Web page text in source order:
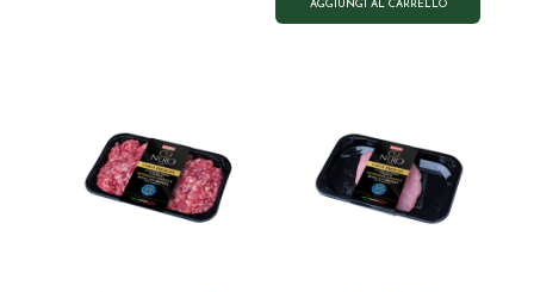
AGGIUNGI AL CARRELLO